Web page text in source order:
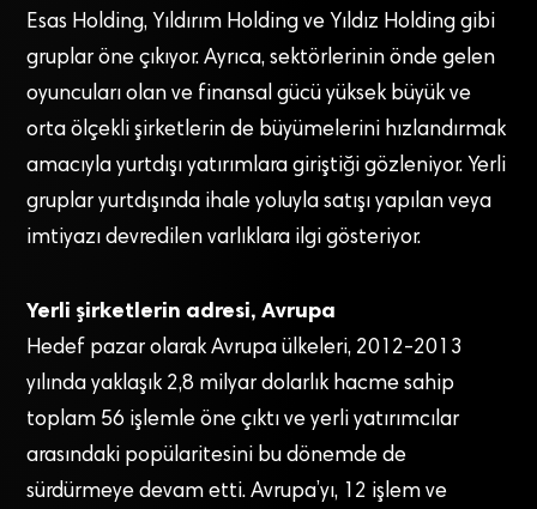
Esas Holding, Yıldırım Holding ve Yıldız Holding gibi
gruplar öne çıkıyor. Ayrıca, sektörlerinin önde gelen
oyuncuları olan ve finansal gücü yüksek büyük ve
orta ölçekli şirketlerin de büyümelerini hızlandırmak
amacıyla yurtdışı yatırımlara giriştiği gözleniyor. Yerli
gruplar yurtdışında ihale yoluyla satışı yapılan veya
imtiyazı devredilen varlıklara ilgi gösteriyor.
Yerli şirketlerin adresi, Avrupa
Hedef pazar olarak Avrupa ülkeleri, 2012-2013
yılında yaklaşık 2,8 milyar dolarlık hacme sahip
toplam 56 işlemle öne çıktı ve yerli yatırımcılar
arasındaki popülaritesini bu dönemde de
sürdürmeye devam etti. Avrupa’yı, 12 işlem ve